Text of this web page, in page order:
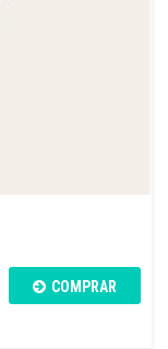
COMPRAR